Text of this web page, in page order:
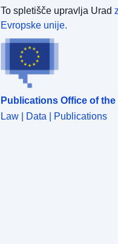
To spletišče upravlja Urad
Evropske unije.
Publications Office of
Law | Data | Publications